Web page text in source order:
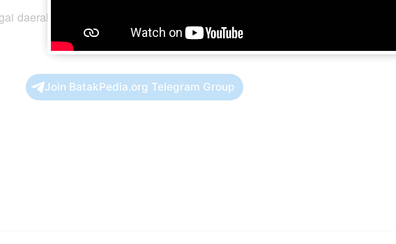
daerah pariwisata katanya, terus berbenah menjadi Kabupaten yang bertaraf
Join BatakPedia.org Telegram Group